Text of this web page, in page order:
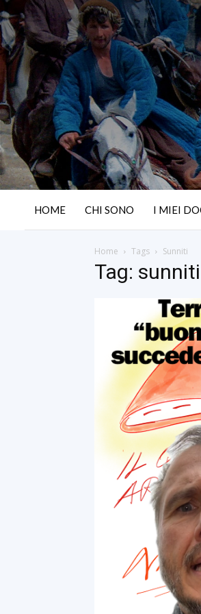
HOME CHI SONO I MIEI
Home Tags Sunniti
Tag: sunniti